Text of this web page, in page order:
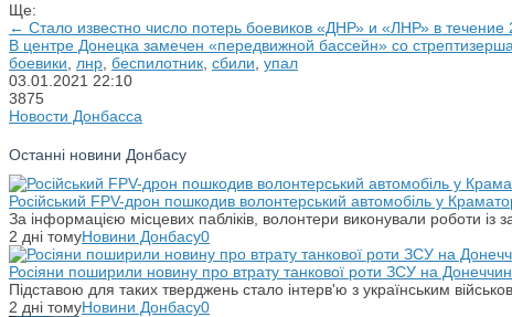
Ще:
← Стало известно число потерь боевиков «ДНР» и «ЛНР» в течение
В центре Донецка замечен «передвижной бассейн» со
боевики
лнр беспилотник сбили упал
03.01.2021 22:10
3875
Новости Донбасса
Останні новини Донбасу
Російський FPV-дрон пошкодив волонтерський автомобіль у
За інформацією місцевих пабліків, волонтери виконували роботи
2 дні томуНовини Донбасу0
Росіяни поширили новину про втрату танкової роти ЗСУ на
Підставою для таких тверджень стало інтерв'ю з українським
2 дні томуНовини Донбасу0